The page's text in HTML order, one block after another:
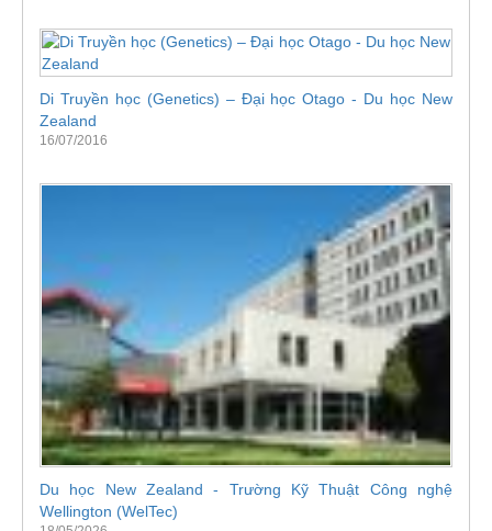
Di Truyền học (Genetics) – Đại học Otago - Du học New
Zealand
16/07/2016
Du học New Zealand - Trường Kỹ Thuật Công nghệ
Wellington (WelTec)